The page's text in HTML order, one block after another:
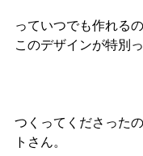
っていつでも作れるの
このデザインが特別
つくってくださった
トさん。